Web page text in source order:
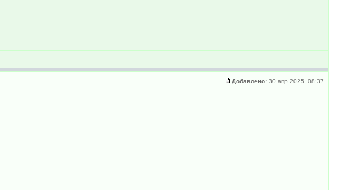
Добавлено: 30 апр 2025, 08:37